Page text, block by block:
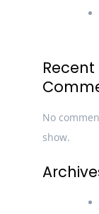
Recent
No
show.